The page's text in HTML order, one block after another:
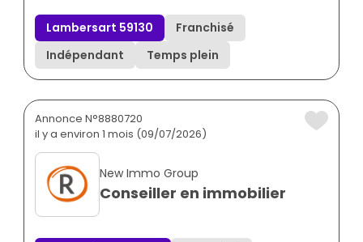
Lambersart 59130
Franchisé
Indépendant
Temps plein
Annonce N°8880720
il y a environ 1 mois (09/07/2026)
New Immo Group
Conseiller en immobilier